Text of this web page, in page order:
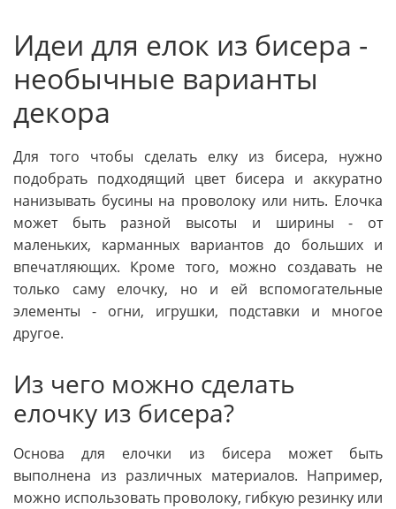
Идеи для елок из бисера -
необычные варианты
декора
Для того чтобы сделать елку из бисера, нужно
подобрать подходящий цвет бисера и аккуратно
нанизывать бусины на проволоку или нить. Елочка
может быть разной высоты и ширины - от
маленьких, карманных вариантов до больших и
впечатляющих. Кроме того, можно создавать не
только саму елочку, но и ей вспомогательные
элементы - огни, игрушки, подставки и многое
другое.
Из чего можно сделать
елочку из бисера?
Основа для елочки из бисера может быть
выполнена из различных материалов. Например,
можно использовать проволоку, гибкую резинку или